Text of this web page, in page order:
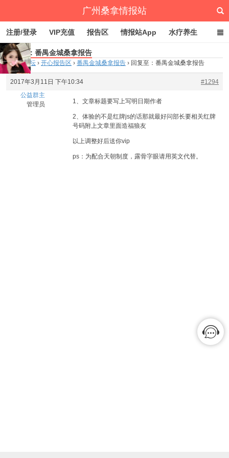
广州桑拿情报站
注册/登录 VIP充值 报告区 情报站App 水疗养生
深圳桑拿情报站 文章归档
回复至：番禺金城桑拿报告
首页 › 论坛 › 开心报告区 › 番禺金城桑拿报告 › 回复至：番禺金城桑拿报告
2017年3月11日 下午10:34
#1294
公益群主
管理员
1、文章标题要写上写明日期作者
2、体验的不是红牌js的话那就最好问部长要相关红牌
号码附上文章里面造福狼友
以上调整好后送你vip
ps：为配合天朝制度，露骨字眼请用英文代替。